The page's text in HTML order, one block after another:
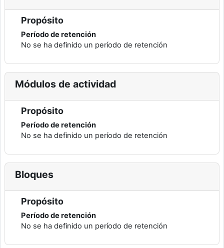
Propósito
Período de retención
No se ha definido un período de retención
Módulos de actividad
Propósito
Período de retención
No se ha definido un período de retención
Bloques
Propósito
Período de retención
No se ha definido un período de retención